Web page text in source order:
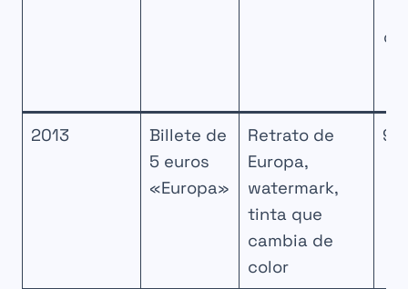
2013
Billete de
5 euros
«Europa»
Retrato de
Europa,
watermark,
tinta que
cambia de
color